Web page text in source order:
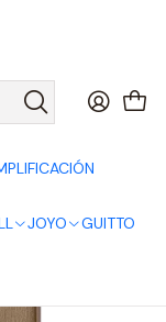
JOYO GUITTO
Colina o
SERIES
24